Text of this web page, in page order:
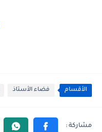
الأقسام فضاء الأستاذ